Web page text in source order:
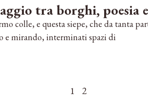
tra borghi, poesia
colle, e questa siepe, che da tanta
e mirando, interminati spazi di
1 2